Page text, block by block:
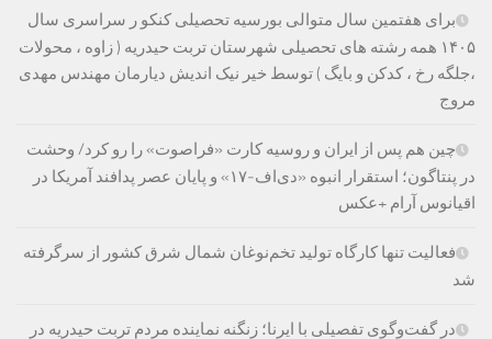
برای هفتمین سال متوالی بورسیه تحصیلی کنکو ر سراسری سال
۱۴۰۵ همه رشته های تحصیلی شهرستان تربت حیدریه ( زاوه ، محولات
،جلگه رخ ، کدکن و بایگ ) توسط خیر نیک اندیش دیارمان مهندس مهدی
مروج
چین هم پس از ایران و روسیه کارت «فراصوت» را رو کرد/ وحشت
در پنتاگون؛ استقرار انبوه «دی‌اف‑۱۷» و پایان عصر پدافند آمریکا در
اقیانوس آرام +عکس
فعالیت تنها کارگاه تولید تخم‌نوغان شمال شرق کشور از سرگرفته
شد
در گفت‌وگوی تفصیلی با ایرنا؛ زنگنه نماینده مردم تربت حیدریه در